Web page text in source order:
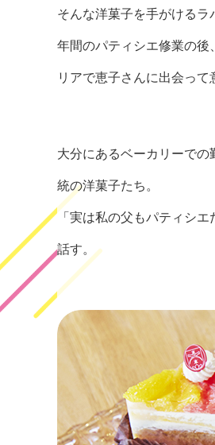
そんな洋菓子を手がける
年間のパティシエ修業の後
リアで恵子さんに出会って
大分にあるベーカリーで
統の洋菓子たち。
「実は私の父もパティシエ
話す。